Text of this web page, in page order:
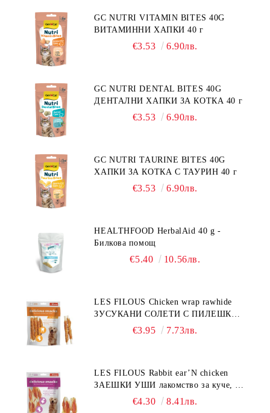
ГЛУТЕН. ПРОИЗВОДСТВО
ФРАНЦИЯ.
GC NUTRI VITAMIN BITES 40G
ВИТАМИННИ ХАПКИ 40 г
€3.53 6.90лв.
GC NUTRI DENTAL BITES 40G
ДЕНТАЛНИ ХАПКИ ЗА КОТКА 40 г
€3.53 6.90лв.
GC NUTRI TAURINE BITES 40G
ХАПКИ ЗА КОТКА С ТАУРИН 40 г
€3.53 6.90лв.
HEALTHFOOD HerbalAid 40 g -
Билкова помощ
€5.40 10.56лв.
LES FILOUS Chicken wrap rawhide
ЗУСУКАНИ СОЛЕТИ С ПИЛЕШКО,
лакомство за куче, 100 г
€3.95 7.73лв.
LES FILOUS Rabbit ear’N chicken
ЗАЕШКИ УШИ лакомство за куче, 50
€4.30 8.41лв.